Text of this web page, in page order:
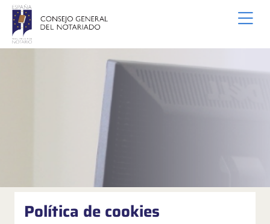
Saut au contenu principal
Política de cookies